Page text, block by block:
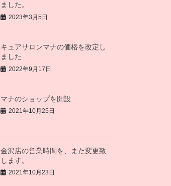
ました。
2023年3月5日
キュアサロンマナの価格を改定し
ました
2022年9月17日
マナのショップを開設
2021年10月25日
金沢店の営業時間を、また変更致
します。
2021年10月23日